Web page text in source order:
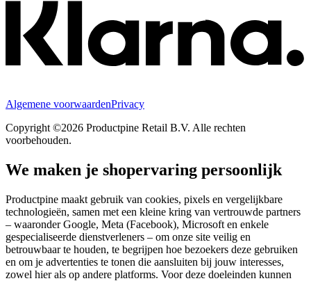
Algemene voorwaardenPrivacy
Copyright ©2026 Productpine Retail B.V. Alle rechten
voorbehouden.
We maken je shopervaring persoonlijk
Productpine maakt gebruik van cookies, pixels en vergelijkbare
technologieën, samen met een kleine kring van vertrouwde partners
– waaronder Google, Meta (Facebook), Microsoft en enkele
gespecialiseerde dienstverleners – om onze site veilig en
betrouwbaar te houden, te begrijpen hoe bezoekers deze gebruiken
en om je advertenties te tonen die aansluiten bij jouw interesses,
zowel hier als op andere platforms. Voor deze doeleinden kunnen